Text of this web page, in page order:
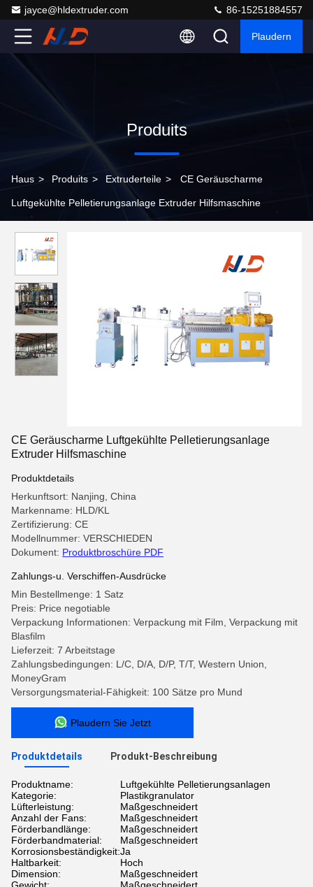
jayce@hldextruder.com 86-15251884557
Plaudern
Produits
Haus > Produits > Extruderteile > CE Geräuscharme
Luftgekühlte Pelletierungsanlage Extruder Hilfsmaschine
CE Geräuscharme Luftgekühlte Pelletierungsanlage
Extruder Hilfsmaschine
Produktdetails
Herkunftsort: Nanjing, China
Markenname: HLD/KL
Zertifizierung: CE
Modellnummer: VERSCHIEDEN
Dokument: Produktbroschüre PDF
Zahlungs-u. Verschiffen-Ausdrücke
Min Bestellmenge: 1 Satz
Preis: Price negotiable
Verpackung Informationen: Verpackung mit Film, Verpackung mit
Blasfilm
Lieferzeit: 7 Arbeitstage
Zahlungsbedingungen: L/C, D/A, D/P, T/T, Western Union,
MoneyGram
Versorgungsmaterial-Fähigkeit: 100 Sätze pro Mund
Plaudern Sie Jetzt
Produktdetails Produkt-Beschreibung
Produktname:
Luftgekühlte Pelletierungsanlagen
Kategorie:
Plastikgranulator
Lüfterleistung:
Maßgeschneidert
Anzahl der Fans:
Maßgeschneidert
Förderbandlänge:
Maßgeschneidert
Förderbandmaterial:
Maßgeschneidert
Korrosionsbeständigkeit:Ja
Haltbarkeit:
Hoch
Dimension:
Maßgeschneidert